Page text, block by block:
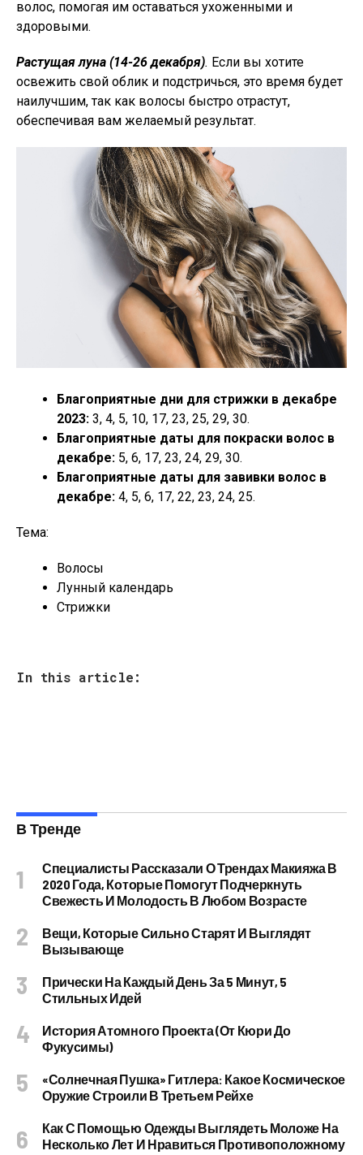
волос, помогая им оставаться ухоженными и
здоровыми.
Растущая луна (14-26 декабря). Если вы хотите
освежить свой облик и подстричься, это время будет
наилучшим, так как волосы быстро отрастут,
обеспечивая вам желаемый результат.
Благоприятные дни для стрижки в декабре
2023: 3, 4, 5, 10, 17, 23, 25, 29, 30.
Благоприятные даты для покраски волос в
декабре: 5, 6, 17, 23, 24, 29, 30.
Благоприятные даты для завивки волос в
декабре: 4, 5, 6, 17, 22, 23, 24, 25.
Тема:
Волосы
Лунный календарь
Стрижки
In this article:
В Тренде
Специалисты Рассказали О Трендах Макияжа В
2020 Года, Которые Помогут Подчеркнуть
Свежесть И Молодость В Любом Возрасте
Вещи, Которые Сильно Старят И Выглядят
Вызывающе
Прически На Каждый День За 5 Минут, 5
Стильных Идей
История Атомного Проекта (от Кюри До
Фукусимы)
«Солнечная Пушка» Гитлера: Какое Космическое
Оружие Строили В Третьем Рейхе
Как С Помощью Одежды Выглядеть Моложе На
Несколько Лет И Нравиться Противоположному